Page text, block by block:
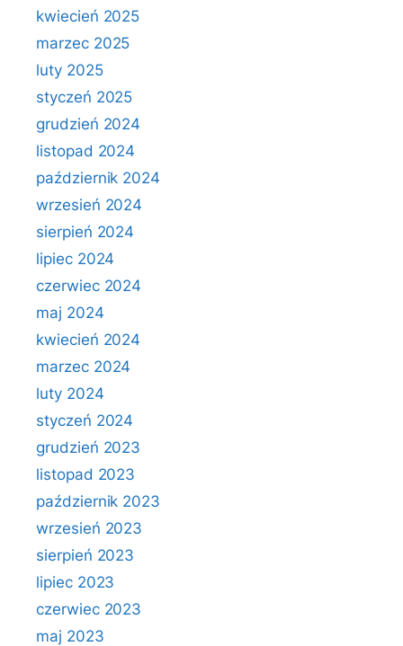
kwiecień 2025
marzec 2025
luty 2025
styczeń 2025
grudzień 2024
listopad 2024
październik 2024
wrzesień 2024
sierpień 2024
lipiec 2024
czerwiec 2024
maj 2024
kwiecień 2024
marzec 2024
luty 2024
styczeń 2024
grudzień 2023
listopad 2023
październik 2023
wrzesień 2023
sierpień 2023
lipiec 2023
czerwiec 2023
maj 2023